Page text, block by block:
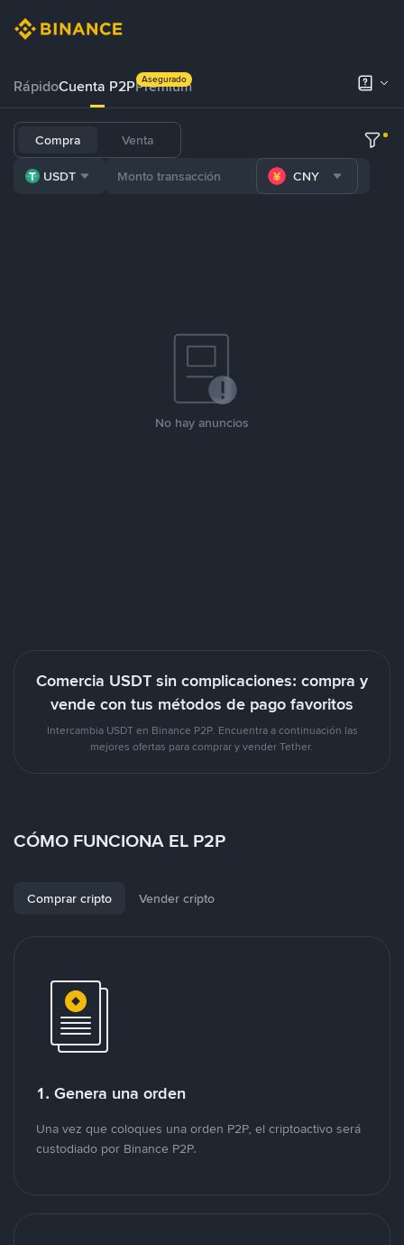
RápidoCuenta P2PPrémium
Asegurado
Compra Venta
USDT CNY
No hay anuncios
Comercia USDT sin complicaciones: compra y
vende con tus métodos de pago favoritos
Intercambia USDT en Binance P2P. Encuentra a continuación las
mejores ofertas para comprar y vender Tether.
CÓMO FUNCIONA EL P2P
Comprar cripto Vender cripto
1. Genera una orden
Una vez que coloques una orden P2P, el criptoactivo será
custodiado por Binance P2P.